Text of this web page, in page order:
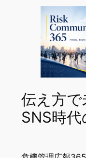
伝え方で
SNS時